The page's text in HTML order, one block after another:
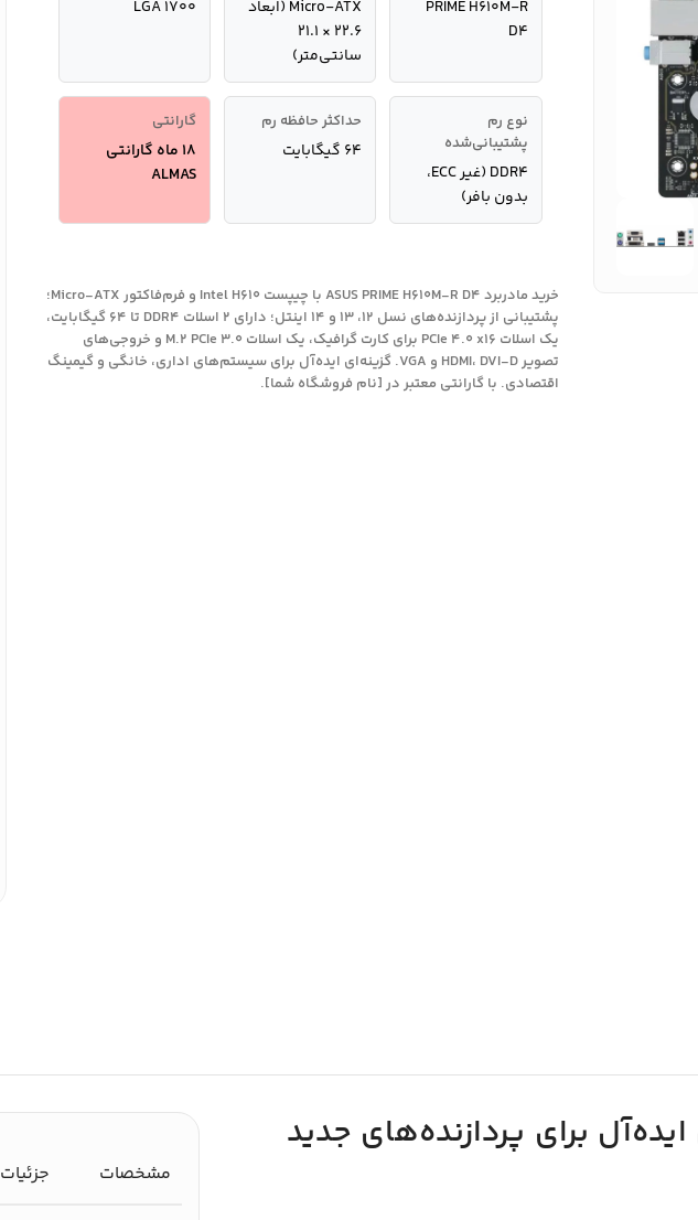
PRIME H610M-R
D4
Micro-ATX (ابعاد
۲۲.۶ × ۲۱.۱
سانتی‌متر)
LGA 1700
نوع رم
پشتیبانی‌شده
DDR4 (غیر ECC،
بدون بافر)
حداکثر حافظه رم
۶۴ گیگابایت
گارانتی
18 ماه گارانتی
ALMAS
خرید مادربرد ASUS PRIME H610M-R D4 با چیپست Intel H610 و فرم‌فاکتور Micro-ATX؛
پشتیبانی از پردازنده‌های نسل ۱۲، ۱۳ و ۱۴ اینتل؛ دارای ۲ اسلات DDR4 تا ۶۴ گیگابایت،
یک اسلات PCIe 4.0 x16 برای کارت گرافیک، یک اسلات M.2 PCIe 3.0 و خروجی‌های
تصویر HDMI، DVI-D و VGA. گزینه‌ای ایده‌آل برای سیستم‌های اداری، خانگی و گیمینگ
اقتصادی. با گارانتی معتبر در [نام فروشگاه شما].
برای پردازنده‌های جدید
مشخصات جزئیات